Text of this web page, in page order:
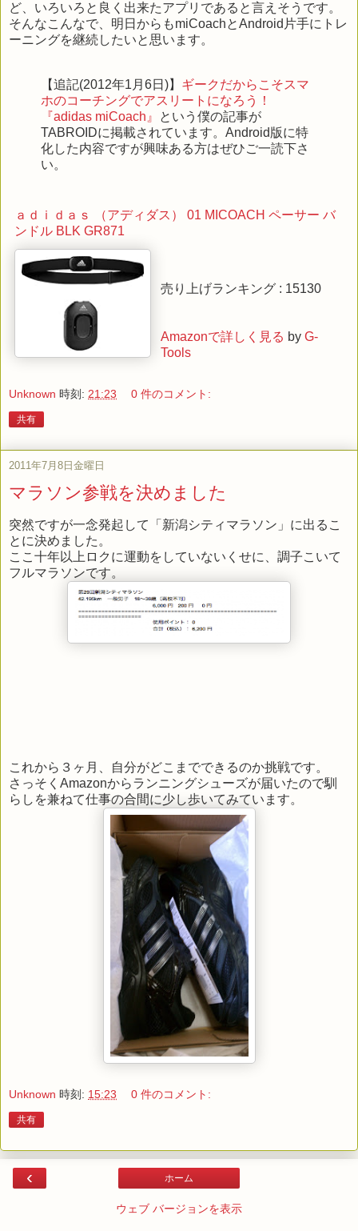
ど、いろいろと良く出来たアプリであると言えそうです。
そんなこんなで、明日からもmiCoachとAndroid片手にトレ
ーニングを継続したいと思います。
【追記(2012年1月6日)】 ギークだからこそスマ
ホのコーチングでアスリートになろう！
『adidas miCoach』
という僕の記事が
TABROIDに掲載されています。Android版に特
化した内容ですが興味ある方はぜひご一読下さ
い。
ａｄｉｄａｓ （アディダス） 01 MICOACH ペーサー バ
ンドル BLK GR871
売り上げランキング : 15130
Amazonで詳しく見る by G-
Tools
Unknown 時刻: 21:23 0 件のコメント:
共有
2011年7月8日金曜日
マラソン参戦を決めました
突然ですが一念発起して「新潟シティマラソン」に出るこ
とに決めました。
ここ十年以上ロクに運動をしていないくせに、調子こいて
フルマラソンです。
これから３ヶ月、自分がどこまでできるのか挑戦です。
さっそくAmazonからランニングシューズが届いたので馴
らしを兼ねて仕事の合間に少し歩いてみています。
Unknown 時刻: 15:23 0 件のコメント:
共有
‹ ホーム
ウェブ バージョンを表示